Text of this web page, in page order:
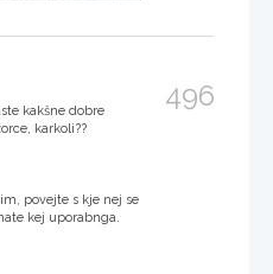
kakšne dobre
karkoli??
povejte s kje nej se
kej uporabnga.
496